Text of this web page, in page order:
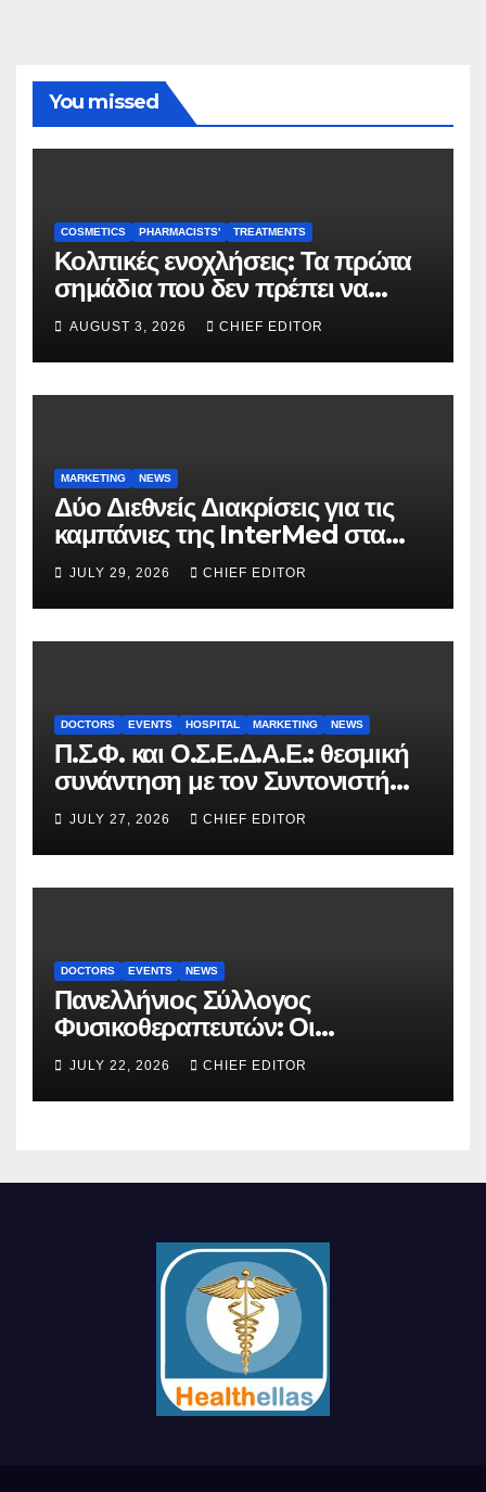
You missed
COSMETICS PHARMACISTS' TREATMENTS
Κολπικές ενοχλήσεις: Τα πρώτα
σημάδια που δεν πρέπει να
αγνοούνται
AUGUST 3, 2026 CHIEF EDITOR
MARKETING NEWS
Δύο Διεθνείς Διακρίσεις για τις
καμπάνιες της InterMed στα
FOOH Awards 2026
JULY 29, 2026 CHIEF EDITOR
DOCTORS EVENTS HOSPITAL MARKETING NEWS
Π.Σ.Φ. και Ο.Σ.Ε.Δ.Α.Ε.: θεσμική
συνάντηση με τον Συντονιστή
του Γραφείου του
Πρωθυπουργού
JULY 27, 2026 CHIEF EDITOR
DOCTORS EVENTS NEWS
Πανελλήνιος Σύλλογος
Φυσικοθεραπευτών: Οι
προτάσεις προς τον ΕΟΠΥΥ για
τον περιορισμό του clawback
JULY 22, 2026 CHIEF EDITOR